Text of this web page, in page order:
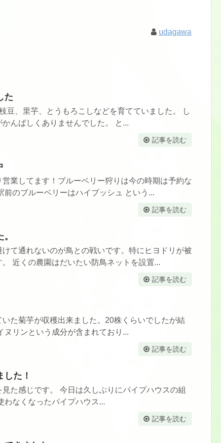
udagawa
た
豆、里芋、とうもろこしなどを育てていました。 し
んばしくありませんでした。 と...
記事を読む
業してます！ブルーベリー狩りは今の時期は予約な
前のブルーベリーはハイブッシュ という...
記事を読む
て通れないのが鳥との戦いです。特にヒヨドリが被
近くの農園はだいたい防鳥ネットを設置...
記事を読む
た菊芋が収穫出来ました。20株くらいでしたが結
ヌリンという成分が含まれており...
記事を読む
た！
た感じです。 今日は久しぶりにパイプハウスの組
わなくなったパイプハウス...
記事を読む